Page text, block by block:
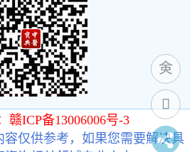
赣ICP备13006006号-3
仅供参考，如果您需要解决具